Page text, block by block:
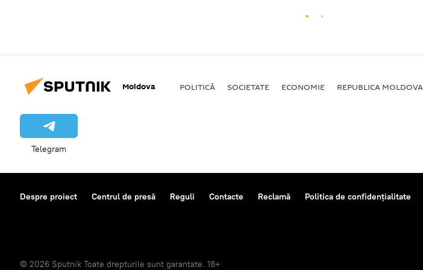
Moldova POLITICĂ SOCIETATE ECONOMIE REPUBLICA MOLDOVA
Telegram
Despre proiect Centrul de presă Reguli Contacte Reclamă Politica de confidențialitate
© 2026 Sputnik Toate drepturile sunt garantate. 18+